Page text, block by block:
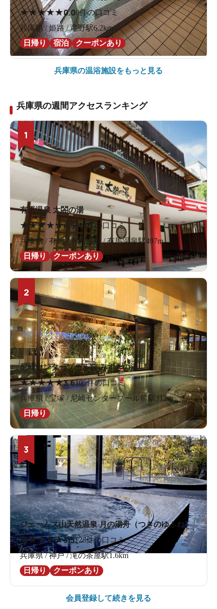
★★★★★0.00件の口コミ
兵庫県 / 姫路 / 竜野駅6.2km
日帰り
宿泊 クーポンあり
兵庫県の温浴施設をもっと見る
兵庫県の週間アクセスランキング
1
有馬温泉 太閤の湯
★ ★★★★4.5923件の口コミ
兵庫県 / 有馬 / 有馬温泉 / 有馬温泉駅497m
日帰り
クーポンあり
2
尼崎センタープール前 みずきの湯
★★★★★3.6105件の口コミ
兵庫県 / 宝塚 / 尼崎センタープール前駅312m
日帰り
3
ジェームス山天然温泉 月の湯舟（つきのゆふね）
★★★★★3.5128件の口コミ
兵庫県 / 神戸 / 滝の茶屋駅1.6km
日帰り
クーポンあり
会員登録して続きを見る